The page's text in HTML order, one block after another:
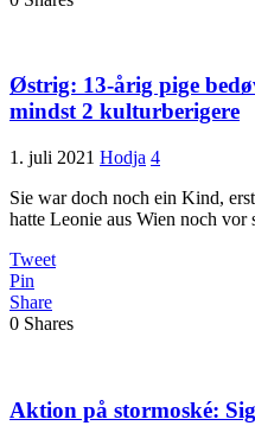
Østrig: 13-årig pige
mindst 2 kulturberigere
1. juli 2021 Hodja 4
Sie war doch noch ein Kind,
hatte Leonie aus Wien noch
Tweet
Pin
Share
0 Shares
Aktion på stormoské: